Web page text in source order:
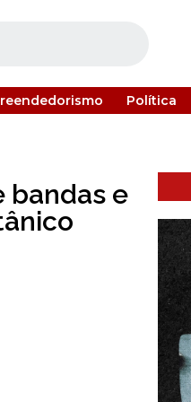
Política
bandas e